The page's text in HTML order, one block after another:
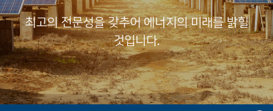
최고의 전문성을 갖추어 에너지의 미래를 밝힐
것입니다.